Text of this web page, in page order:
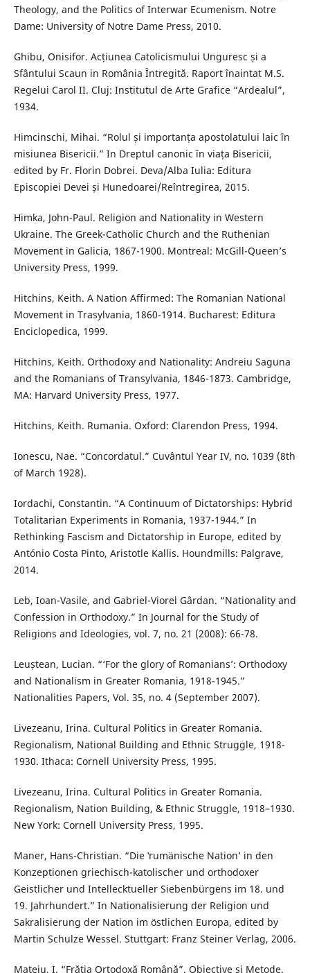
Theology, and the Politics of Interwar Ecumenism. Notre
Dame: University of Notre Dame Press, 2010.
Ghibu, Onisifor. Acțiunea Catolicismului Unguresc și a
Sfântului Scaun in România Întregită. Raport înaintat M.S.
Regelui Carol II. Cluj: Institutul de Arte Grafice “Ardealul”,
1934.
Himcinschi, Mihai. “Rolul și importanța apostolatului laic în
misiunea Bisericii.” In Dreptul canonic în viața Bisericii,
edited by Fr. Florin Dobrei. Deva/Alba Iulia: Editura
Episcopiei Devei și Hunedoarei/Reîntregirea, 2015.
Himka, John-Paul. Religion and Nationality in Western
Ukraine. The Greek-Catholic Church and the Ruthenian
Movement in Galicia, 1867-1900. Montreal: McGill-Queen’s
University Press, 1999.
Hitchins, Keith. A Nation Affirmed: The Romanian National
Movement in Trasylvania, 1860-1914. Bucharest: Editura
Enciclopedica, 1999.
Hitchins, Keith. Orthodoxy and Nationality: Andreiu Saguna
and the Romanians of Transylvania, 1846-1873. Cambridge,
MA: Harvard University Press, 1977.
Hitchins, Keith. Rumania. Oxford: Clarendon Press, 1994.
Ionescu, Nae. “Concordatul.” Cuvântul Year IV, no. 1039 (8th
of March 1928).
Iordachi, Constantin. “A Continuum of Dictatorships: Hybrid
Totalitarian Experiments in Romania, 1937-1944.” In
Rethinking Fascism and Dictatorship in Europe, edited by
António Costa Pinto, Aristotle Kallis. Houndmills: Palgrave,
2014.
Leb, Ioan-Vasile, and Gabriel-Viorel Gârdan. “Nationality and
Confession in Orthodoxy.” In Journal for the Study of
Religions and Ideologies, vol. 7, no. 21 (2008): 66-78.
Leuștean, Lucian. “‘For the glory of Romanians’: Orthodoxy
and Nationalism in Greater Romania, 1918-1945.”
Nationalities Papers, Vol. 35, no. 4 (September 2007).
Livezeanu, Irina. Cultural Politics in Greater Romania.
Regionalism, National Building and Ethnic Struggle, 1918-
1930. Ithaca: Cornell University Press, 1995.
Livezeanu, Irina. Cultural Politics in Greater Romania.
Regionalism, Nation Building, & Ethnic Struggle, 1918–1930.
New York: Cornell University Press, 1995.
Maner, Hans-Christian. “Die ‛rumänische Nation’ in den
Konzeptionen griechisch-katolischer und orthodoxer
Geistlicher und Intellecktueller Siebenbürgens im 18. und
19. Jahrhundert.” In Nationalisierung der Religion und
Sakralisierung der Nation im östlichen Europa, edited by
Martin Schulze Wessel. Stuttgart: Franz Steiner Verlag, 2006.
Mateiu, I. “Frăția Ortodoxă Română”. Obiective și Metode.